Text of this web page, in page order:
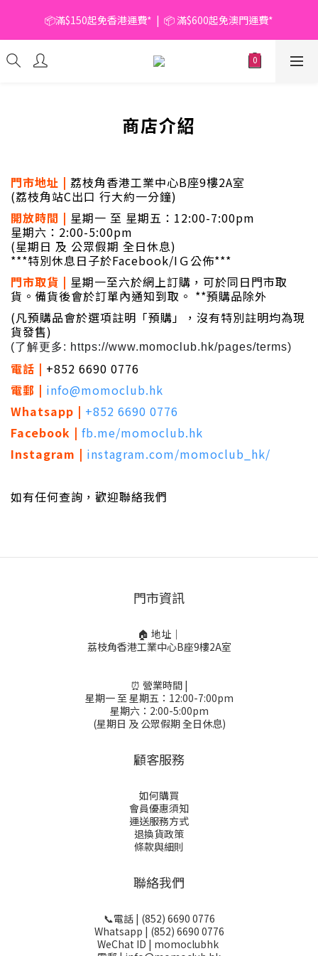
📦滿$150起免香港運費*  |  📦 滿$600起免澳門運費*
📦滿$150起免香港運費*  |  📦 滿$600起免澳門運費*
🥫 罐頭優惠 | 任選* 6件 即減 $6 |  任選* 24件 即減 $30 🥫 (按此了
解更多)
商店介紹
門市地址 | 荔枝角香港工業中心B座9樓2A室
(荔枝角站C出口 行大約一分鐘)
開放時間 | 星期一 至 星期五：12:00-7:00pm
星期六：2:00-5:00pm
(星期日 及 公眾假期 全日休息)
***特別休息日子於Facebook/IＧ公佈***
門市取貨 | 星期一至六於網上訂購，可於同日門市取
貨。 備貨後會於訂單內通知到取。 **預購品除外
(凡預購品會於選項註明「預購」，沒有特別註明均為現
貨發售)
(了解更多: https://www.momoclub.hk/pages/terms)
電話 | +852 6690 0776
電郵 | info@momoclub.hk
Whatsapp | +852 6690 0776​
Facebook | fb.me/momoclub.hk
Instagram | instagram.com/momoclub_hk/
如有任何查詢，歡迎聯絡我們
門市資訊
🏠 地址｜
荔枝角香港工業中心B座9樓2A室
⏰ 營業時間 |
星期一 至 星期五：12:00-7:00pm
星期六：2:00-5:00pm
(星期日 及 公眾假期 全日休息)
顧客服務
如何購買
會員優惠須知
運送服務方式
退換貨政策
條款與細則
聯絡我們
📞電話 | (852) 6690 0776
Whatsapp | (852) 6690 0776
WeChat ID | momoclubhk